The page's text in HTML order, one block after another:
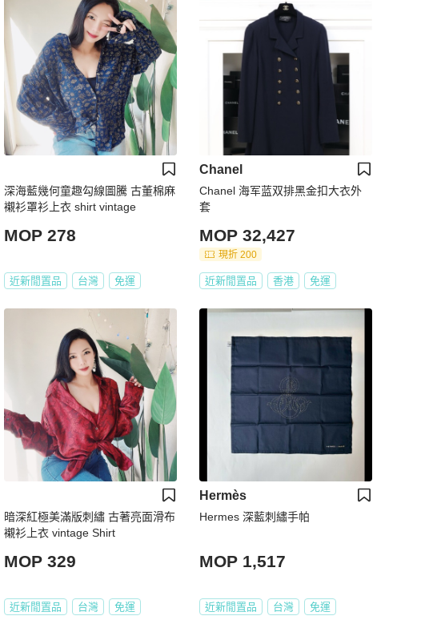
深海藍幾何童趣勾線圖騰 古董棉麻
襯衫罩衫上衣 shirt vintage
MOP 278
近新閒置品 台灣 免運
Chanel
Chanel 海军蓝双排黑金扣大衣外
套
MOP 32,427
現折 200
近新閒置品 香港 免運
暗深紅極美滿版刺繡 古著亮面滑布
襯衫上衣 vintage Shirt
MOP 329
近新閒置品 台灣 免運
Hermès
Hermes 深藍刺繡手帕
MOP 1,517
近新閒置品 台灣 免運